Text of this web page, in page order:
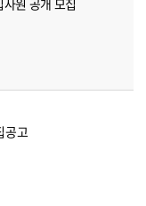
원 공개 모집
공고